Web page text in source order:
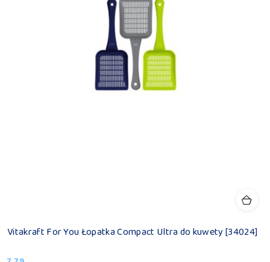
Vitakraft For You Łopatka Compact Ultra do kuwety [34024]